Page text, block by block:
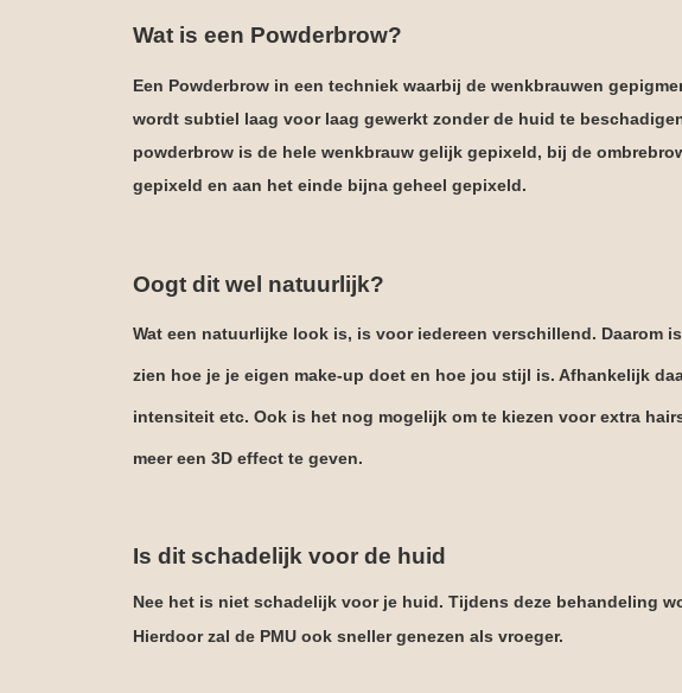
Wat is een Powderbrow?
Een Powderbrow in een techniek waarbij de wenkbrauwen
wordt subtiel laag voor laag gewerkt zonder de huid te
powderbrow is de hele wenkbrauw gelijk gepixeld, bij de
gepixeld en aan het einde bijna geheel gepixeld.
Oogt dit wel natuurlijk?
Wat een natuurlijke look is, is voor iedereen verschillend. Daarom
zien hoe je je eigen make-up doet en hoe jou stijl is. Afhankelijk
intensiteit etc. Ook is het nog mogelijk om te kiezen voor extra
meer een 3D effect te geven.
Is dit schadelijk voor de huid
Nee het is niet schadelijk voor je huid. Tijdens deze behandeling
Hierdoor zal de PMU ook sneller genezen als vroeger.